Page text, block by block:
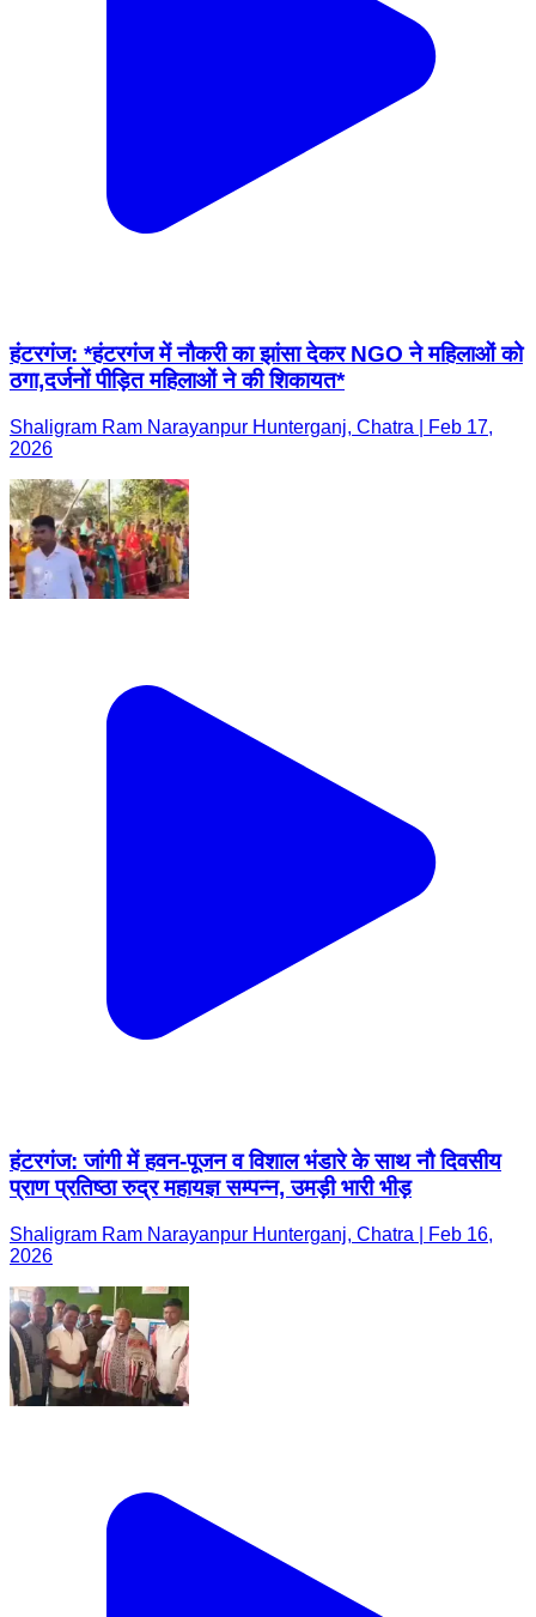
हंटरगंज: *हंटरगंज में नौकरी का झांसा देकर NGO ने महिलाओं को
ठगा,दर्जनों पीड़ित महिलाओं ने की शिकायत*
Shaligram Ram Narayanpur Hunterganj, Chatra | Feb 17,
2026
हंटरगंज: जांगी में हवन-पूजन व विशाल भंडारे के साथ नौ दिवसीय
प्राण प्रतिष्ठा रुद्र महायज्ञ सम्पन्न, उमड़ी भारी भीड़
Shaligram Ram Narayanpur Hunterganj, Chatra | Feb 16,
2026